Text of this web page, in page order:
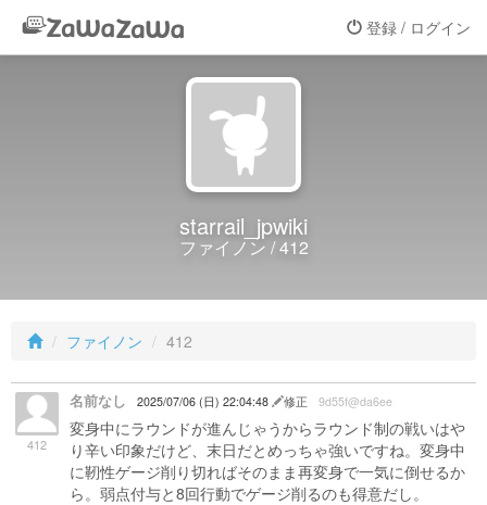
登録 / ログイン
starrail_jpwiki
ファイノン / 412
ファイノン 412
412
名前なし 2025/07/06 (日) 22:04:48 修正 9d55f@da6ee
変身中にラウンドが進んじゃうからラウンド制の戦いはや
り辛い印象だけど、末日だとめっちゃ強いですね。変身中
に靭性ゲージ削り切ればそのまま再変身で一気に倒せるか
ら。弱点付与と8回行動でゲージ削るのも得意だし。